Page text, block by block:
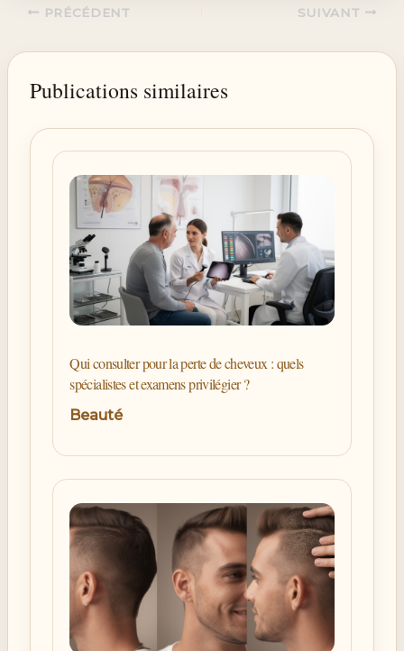
PRÉCÉDENT SUIVANT
Publications similaires
Qui consulter pour la perte de cheveux : quels
spécialistes et examens privilégier ?
Beauté